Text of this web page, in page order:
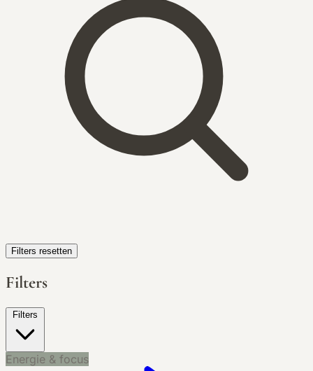
Filters resetten
Filters
Filters
Energie & focus